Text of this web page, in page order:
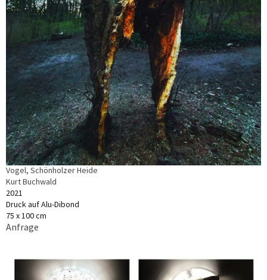
Vogel, Schönholzer Heide
Kurt Buchwald
2021
Druck auf Alu-Dibond
75 x 100 cm
Anfrage